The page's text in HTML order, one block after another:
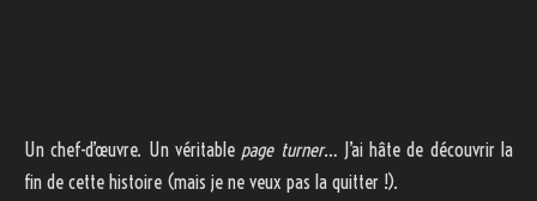
Un chef-d’œuvre. Un véritable page turner… J’ai hâte de découvrir la
fin de cette histoire (mais je ne veux pas la quitter !).